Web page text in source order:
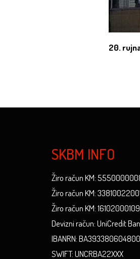
20.
SKBM INFO
Žiro račun KM:
Žiro račun KM:
Žiro račun KM:
Devizni račun: UniCredit
IBANRN:
SWIFT: UNCRBA22XXX